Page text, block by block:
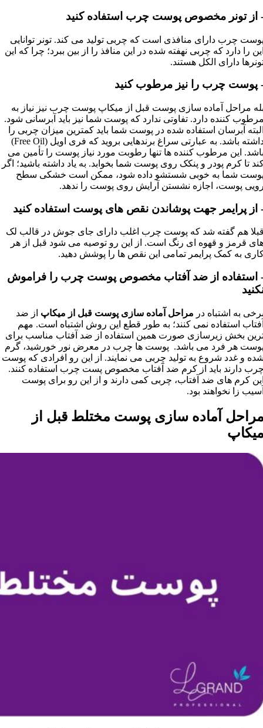
از تونر مخصوص پوست چرب استفاده کنید
چرب دارای منافذی است که چربی تولید می کند. تونر توانایی
را دارد که چربی نهفته شده در این منافذ را از بین ببرد؛ چرا که این
دارای الکل هستند.
پوست چرب را نیز مرطوب کنید
مراحل آماده سازی پوست قبل از میکاپ پوست چرب نیز نیاز به
کننده دارد. تفاوتی ندارد که پوست شما نیز باید آبرسانی شود.
آبرسان استفاده شده در پوست شما باید کمترین میزان چربی را
داشته باشد. به عبارتی سراغ برندهایی بروید که فری اویل (Free Oil)
این مرطوب کننده ها تنها رطوبت مورد نیاز پوست را تأمین می
تا کرم پودر و پنکک روی پوست شما بخوابد. به یاد داشته باشید؛ اگر
شما به خوبی شستشو داده شود، ممکن است خشکی سطح
پوست، اجازه نشستن آرایش روی پوست را ندهد.
از پرایمر جهت پوشاندن نقص های پوست استفاده کنید
هم گفته شد که پوست چرب اغلب دارای جای جوش در قالب لک
قرمز و قهوه ای رنگ است. از این رو توصیه می شود قبل از هر
به کمک پرایمر تمامی این نقص ها را پوشش دهید.
استفاده از ضد آفتاب مخصوص پوست چرب را فراموش
به اشتباه در مراحل آماده سازی پوست قبل از میکاپ از ضد
استفاده نمی کنند؛ به طور قطع این روش اشتباه است. مهم
بخش زیرسازی صورت همین استفاده از ضد آفتاب مناسب برای
هر فرد می باشد. پوست ها چرب در معرض نور خورشید، گرم
و غدد شروع به تولید چربی می نمایند. از این رو افرادی که پوست
دارند باید از کرم ضد آفتاب مخصوص پست چرب استفاده کنند.
کرم های ضد آفتاب، چربی کمی دارند و از این رو برای پوست
زا نخواهند بود.
آماده سازی پوست مختلط قبل از